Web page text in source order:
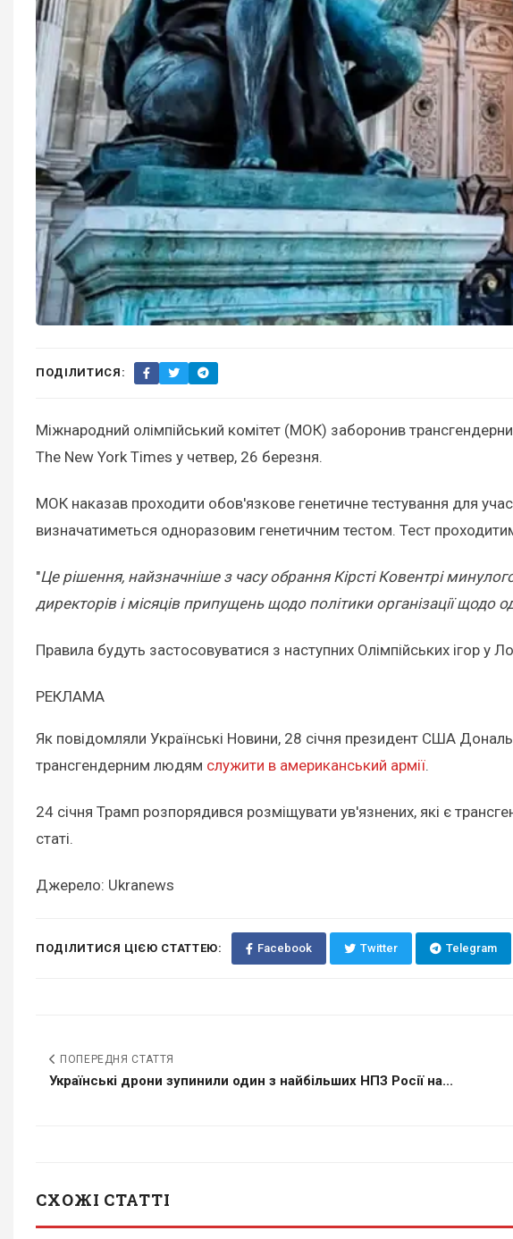
ПОДІЛИТИСЯ:
Міжнародний олімпійський комітет (МОК) заборонив
The New York Times у четвер, 26 березня.
МОК наказав проходити обов'язкове генетичне тестування для
визначатиметься одноразовим генетичним тестом. Тест
"Це рішення, найзначніше з часу обрання Кірсті Ковентрі
директорів і місяців припущень щодо політики організації щодо
Правила будуть застосовуватися з наступних Олімпійських ігор у
РЕКЛАМА
Як повідомляли Українські Новини, 28 січня президент США
трансгендерним людям служити в американський армії.
24 січня Трамп розпорядився розміщувати ув'язнених, які є
статі.
Джерело: Ukranews
ПОДІЛИТИСЯ ЦІЄЮ СТАТТЕЮ: Facebook Twitter Telegram
ПОПЕРЕДНЯ СТАТТЯ
Українські дрони зупинили один з найбільших НПЗ Росії на...
СХОЖІ СТАТТІ